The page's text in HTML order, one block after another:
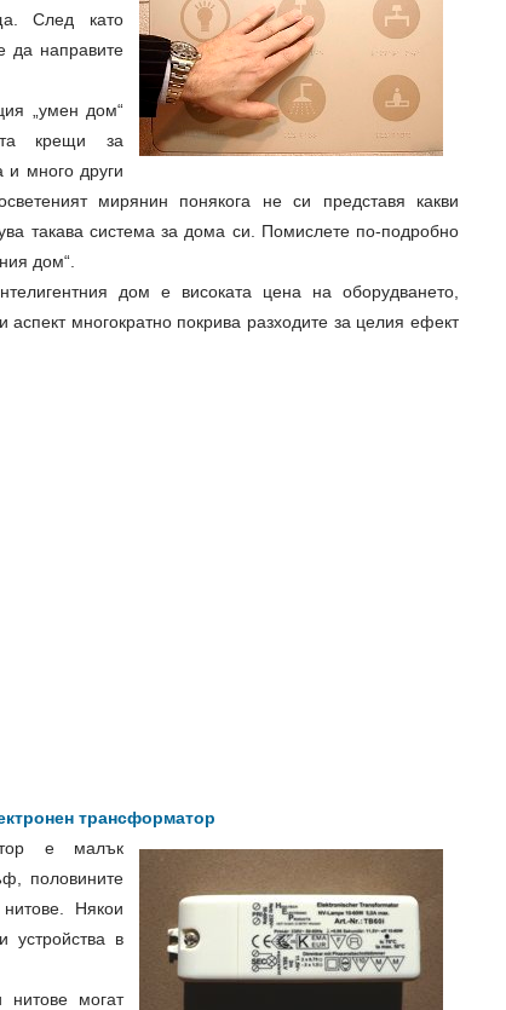
След като
да направите
„умен дом“
крещи за
и много други
мирянин понякога не си представя какви
такава система за дома си. Помислете по-подробно
дом“.
дом е високата цена на оборудването,
аспект многократно покрива разходите за целия ефект
трансформатор
е малък
половините
Някои
устройства в
могат